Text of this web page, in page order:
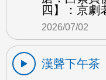
四】：京劇
2026/07/02
漢聲下午茶